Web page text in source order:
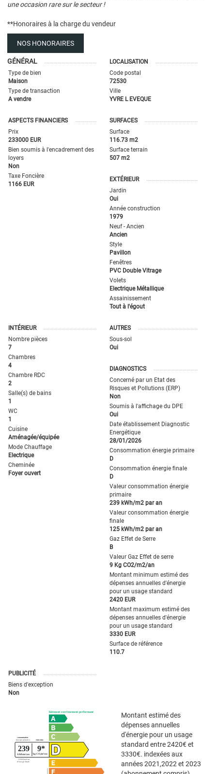
une occasion rare sur le secteur !
**Honoraires à la charge du vendeur
NOS HONORAIRES
GÉNÉRAL
Type de bien
Maison
Type de transaction
A vendre
LOCALISATION
Code postal
72530
Ville
YVRE L EVEQUE
ASPECTS FINANCIERS
Prix
233000 EUR
Bien soumis à l'encadrement des
loyers
Non
Taxe Foncière
1166 EUR
SURFACES
Surface
116.73 m2
Surface terrain
507 m2
EXTÉRIEUR
Jardin
Oui
Année construction
1979
Neuf - Ancien
Ancien
Style
Pavillon
Fenêtres
PVC Double Vitrage
Volets
Electrique Métallique
Assainissement
Tout à l'égout
INTÉRIEUR
Nombre pièces
7
Chambres
4
Chambre RDC
2
Salle(s) de bains
1
WC
1
Cuisine
Aménagée/équipée
Mode Chauffage
Electrique
Cheminée
Foyer ouvert
AUTRES
Sous-sol
Oui
DIAGNOSTICS
Concerné par un Etat des
Risques et Pollutions (ERP)
Non
Soumis à l'affichage du DPE
Oui
Date établissement Diagnostic
Energétique
28/01/2026
Consommation énergie primaire
D
Consommation énergie finale
D
Valeur consommation énergie
primaire
239 kWh/m2 par an
Valeur consommation énergie
finale
125 kWh/m2 par an
Gaz Effet de Serre
B
Valeur Gaz Effet de serre
9 Kg CO2/m2/an
Montant minimum estimé des
dépenses annuelles d'énergie
pour un usage standard
2420 EUR
Montant maximum estimé des
dépenses annuelles d'énergie
pour un usage standard
3330 EUR
Surface de référence
110.7
PUBLICITÉ
Biens d'exception
Non
Montant estimé des
dépenses annuelles
d'énergie pour un usage
standard entre 2420€ et
3330€. indexées aux
années 2021,2022 et 2023